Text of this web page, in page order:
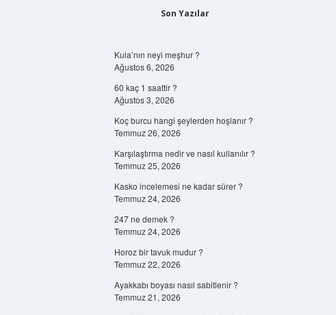
Son Yazılar
Kula’nın neyi meşhur ?
Ağustos 6, 2026
60 kaç 1 saattir ?
Ağustos 3, 2026
Koç burcu hangi şeylerden hoşlanır ?
Temmuz 26, 2026
Karşılaştırma nedir ve nasıl kullanılır ?
Temmuz 25, 2026
Kasko incelemesi ne kadar sürer ?
Temmuz 24, 2026
247 ne demek ?
Temmuz 24, 2026
Horoz bir tavuk mudur ?
Temmuz 22, 2026
Ayakkabı boyası nasıl sabitlenir ?
Temmuz 21, 2026